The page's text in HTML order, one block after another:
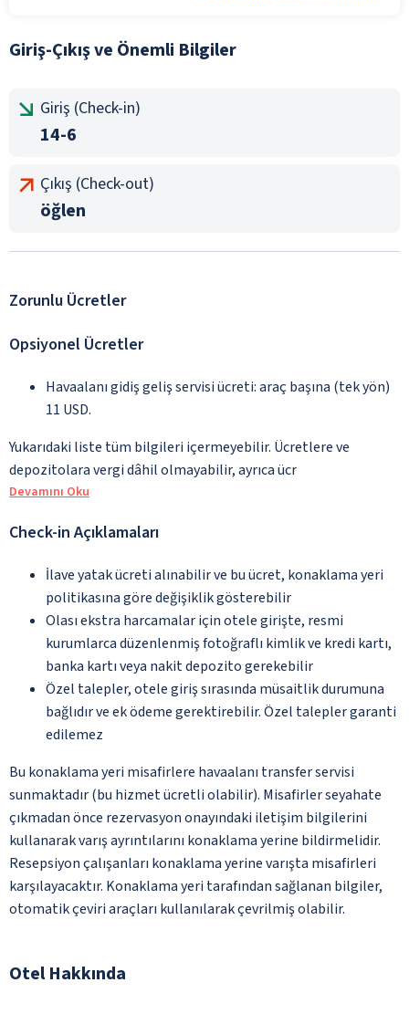
Giriş-Çıkış ve Önemli Bilgiler
Giriş (Check-in)
14-6
Çıkış (Check-out)
öğlen
Zorunlu Ücretler
Opsiyonel Ücretler
Havaalanı gidiş geliş servisi ücreti: araç başına (tek yön)
11 USD.
Yukarıdaki liste tüm bilgileri içermeyebilir. Ücretlere ve
depozitolara vergi dâhil olmayabilir, ayrıca ücr
Devamını Oku
Check-in Açıklamaları
İlave yatak ücreti alınabilir ve bu ücret, konaklama yeri
politikasına göre değişiklik gösterebilir
Olası ekstra harcamalar için otele girişte, resmi
kurumlarca düzenlenmiş fotoğraflı kimlik ve kredi kartı,
banka kartı veya nakit depozito gerekebilir
Özel talepler, otele giriş sırasında müsaitlik durumuna
bağlıdır ve ek ödeme gerektirebilir. Özel talepler garanti
edilemez
Bu konaklama yeri misafirlere havaalanı transfer servisi
sunmaktadır (bu hizmet ücretli olabilir). Misafirler seyahate
çıkmadan önce rezervasyon onayındaki iletişim bilgilerini
kullanarak varış ayrıntılarını konaklama yerine bildirmelidir.
Resepsiyon çalışanları konaklama yerine varışta misafirleri
karşılayacaktır. Konaklama yeri tarafından sağlanan bilgiler,
otomatik çeviri araçları kullanılarak çevrilmiş olabilir.
Otel Hakkında